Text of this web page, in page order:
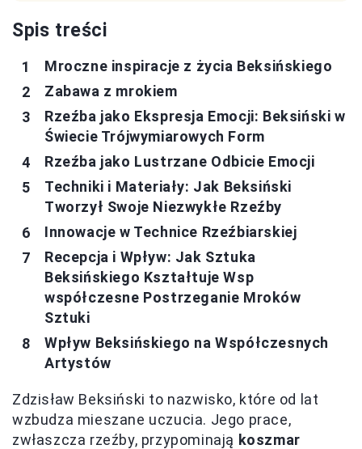
Spis treści
Mroczne inspiracje z życia Beksińskiego
Zabawa z mrokiem
Rzeźba jako Ekspresja Emocji: Beksiński w
Świecie Trójwymiarowych Form
Rzeźba jako Lustrzane Odbicie Emocji
Techniki i Materiały: Jak Beksiński
Tworzył Swoje Niezwykłe Rzeźby
Innowacje w Technice Rzeźbiarskiej
Recepcja i Wpływ: Jak Sztuka
Beksińskiego Kształtuje Wsp
współczesne Postrzeganie Mroków
Sztuki
Wpływ Beksińskiego na Współczesnych
Artystów
Zdzisław Beksiński to nazwisko, które od lat
wzbudza mieszane uczucia. Jego prace,
zwłaszcza rzeźby, przypominają koszmar